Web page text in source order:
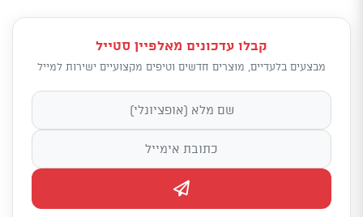
קבלו עדכונים מאלפיין סטייל
מבצעים בלעדיים, מוצרים חדשים וטיפים מקצועיים ישירות למייל